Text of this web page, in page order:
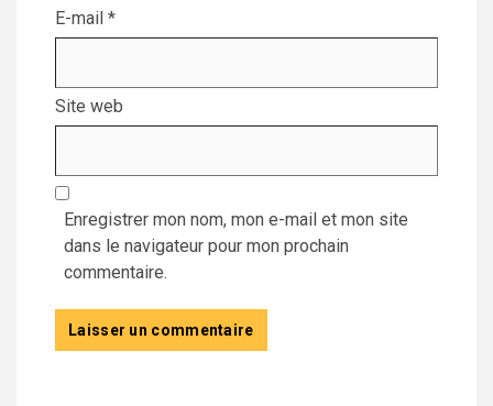
E-mail *
Site web
Enregistrer mon nom, mon e-mail et mon site
dans le navigateur pour mon prochain
commentaire.